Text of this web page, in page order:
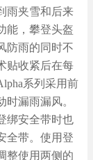
雨夹雪和后来
能，攀登头盔
防雨的同时不
贴收紧后在每
系列采用前
漏雨漏风。
绑安全带时也
全带。使用登
整使用两侧的